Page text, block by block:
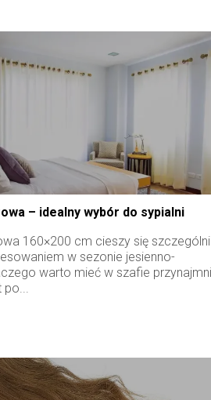
– idealny wybór do sypialni
160×200 cm cieszy się
w sezonie jesienno-
warto mieć w szafie
po...